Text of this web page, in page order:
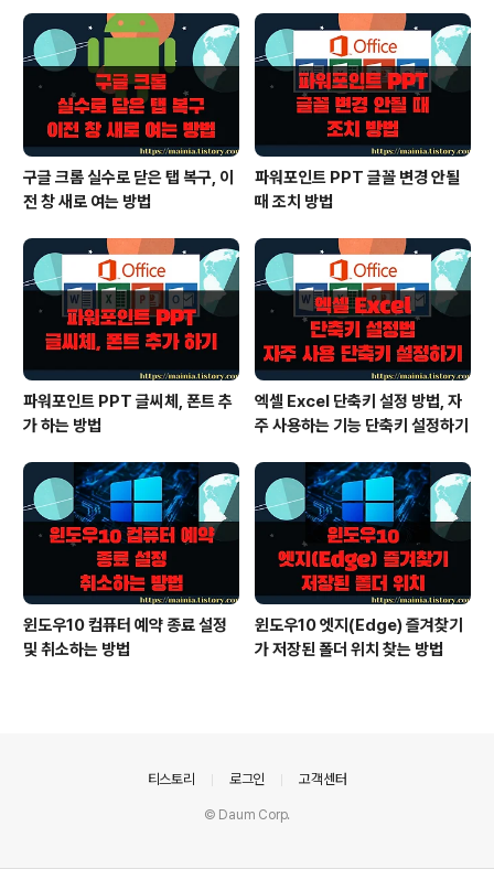
구글 크롬 실수로 닫은 탭 복구, 이
전 창 새로 여는 방법
파워포인트 PPT 글꼴 변경 안될
때 조치 방법
파워포인트 PPT 글씨체, 폰트 추
가 하는 방법
엑셀 Excel 단축키 설정 방법, 자
주 사용하는 기능 단축키 설정하기
윈도우10 컴퓨터 예약 종료 설정
및 취소하는 방법
윈도우10 엣지(Edge) 즐겨찾기
가 저장된 폴더 위치 찾는 방법
티스토리 로그인 고객센터
© Daum Corp.